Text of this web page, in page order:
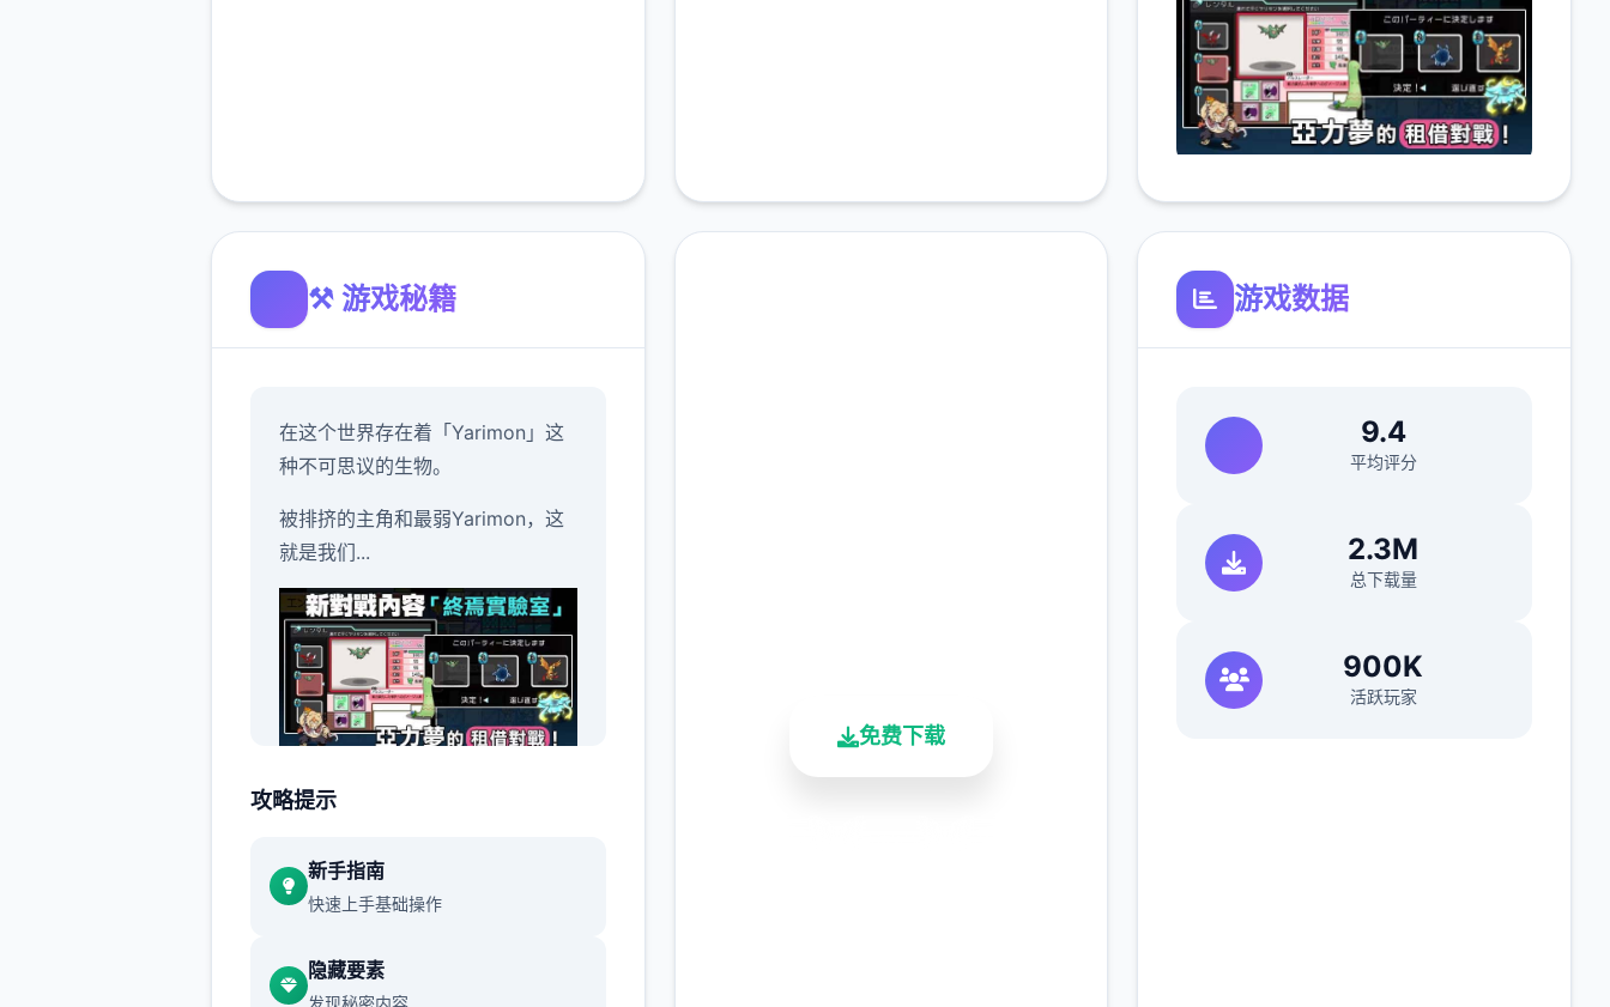
⚒️ 游戏秘籍
在这个世界存在着「Yarimon」这
种不可思议的生物。
被排挤的主角和最弱Yarimon，这
就是我们...
不过这都是之前的事情了。
了威力800000的「作弊冲撞」，
攻略提示
新手指南
快速上手基础操作
隐藏要素
发现秘密内容
免费下载
游戏数据
9.4
平均评分
2.3M
总下载量
900K
活跃玩家